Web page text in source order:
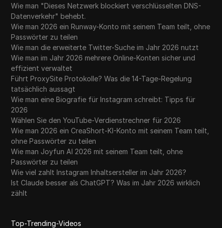
Wie man "Dieses Netzwerk blockiert verschlüsselten DNS-
Datenverkehr" behebt.
Wie man 2026 ein Runway-Konto mit seinem Team teilt, ohne
Passwörter zu teilen
Wie man die erweiterte Twitter-Suche im Jahr 2026 nutzt
Wie man im Jahr 2026 mehrere Online-Konten sicher und
effizient verwaltet
Führt ProxySite Protokolle? Was die 14-Tage-Regelung
tatsächlich aussagt
Wie man eine Biografie für Instagram schreibt: Tipps für
2026
Wählen Sie den YouTube-Verdienstrechner für 2026
Wie man 2026 ein CreaShort-KI-Konto mit seinem Team teilt,
ohne Passwörter zu teilen
Wie man Joyfun AI 2026 mit seinem Team teilt, ohne
Passwörter zu teilen
Wie viel zahlt Instagram Inhaltsersteller im Jahr 2026?
Ist Claude besser als ChatGPT? Was im Jahr 2026 wirklich
zählt
Top-Trending-Videos